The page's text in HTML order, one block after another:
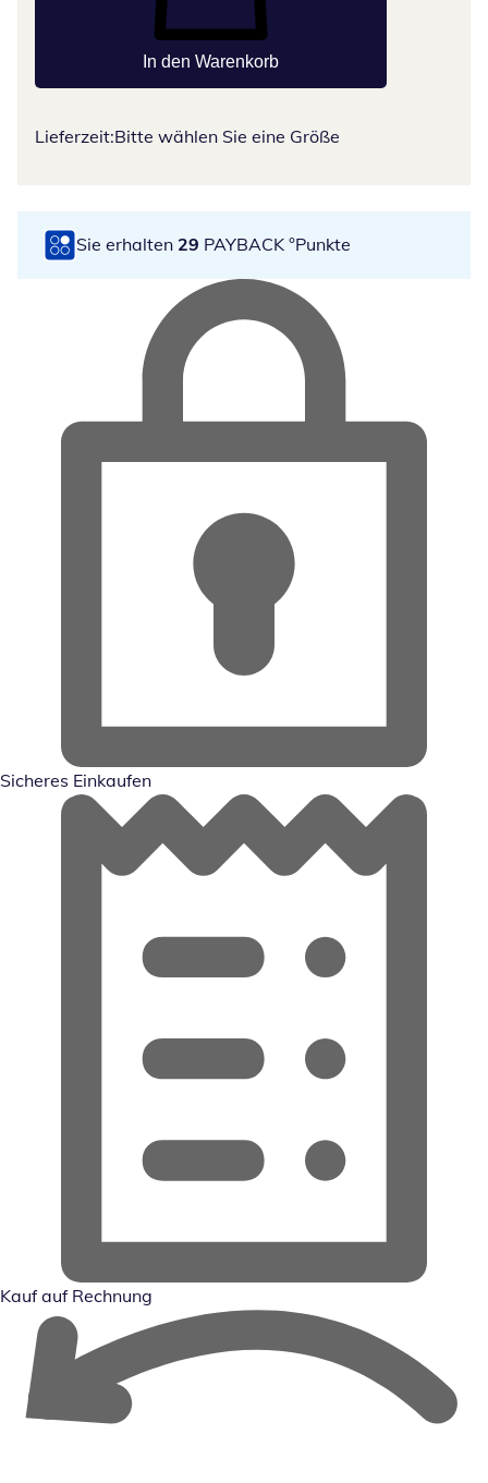
In den Warenkorb
Lieferzeit:Bitte wählen Sie eine Größe
Sie erhalten 29 PAYBACK °Punkte
Sicheres Einkaufen
Kauf auf Rechnung